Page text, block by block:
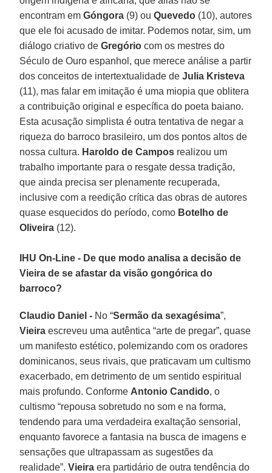
encontram emGóngora (9) ouQuevedo (10), autores
que ele foi acusado de imitar. Podemos notar, sim, um
diálogo criativo deGregório com os mestres do
Século de Ouro espanhol, que merece análise a partir
dos conceitos de intertextualidade deJulia Kristeva
(11), mas falar em imitação é uma miopia que oblitera
a contribuição original e específica do poeta baiano.
Esta acusação simplista é outra tentativa de negar a
riqueza do barroco brasileiro, um dos pontos altos de
nossa cultura. Haroldo de Campos realizou um
trabalho importante para o resgate dessa tradição,
que ainda precisa ser plenamente recuperada,
inclusive com a reedição crítica das obras de autores
quase esquecidos do período, como Botelho de
Oliveira (12).
IHU On-Line - De que modo analisa a decisão de
Vieira de se afastar da visão gongórica do
barroco?
Claudio Daniel - No “Sermão da sexagésima”,
Vieira escreveu uma autêntica “arte de pregar”, quase
um manifesto estético, polemizando com os oradores
dominicanos, seus rivais, que praticavam um cultismo
exacerbado, em detrimento de um sentido espiritual
mais profundo. Conforme Antonio Candido, o
cultismo “repousa sobretudo no som e na forma,
tendendo para uma verdadeira exaltação sensorial,
enquanto favorece a fantasia na busca de imagens e
sensações que ultrapassam as sugestões da
realidade”.Vieira era partidário de outra tendência do